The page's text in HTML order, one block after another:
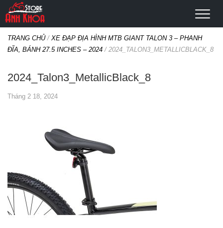
TRANG CHỦ/ XE ĐẠP ĐỊA HÌNH MTB GIANT TALON 3 – PHANH
ĐĨA, BÁNH 27.5 INCHES – 2024 / 2024_TALON3_METALLICBLACK_8
2024_Talon3_MetallicBlack_8
Tháng 2 18, 2024